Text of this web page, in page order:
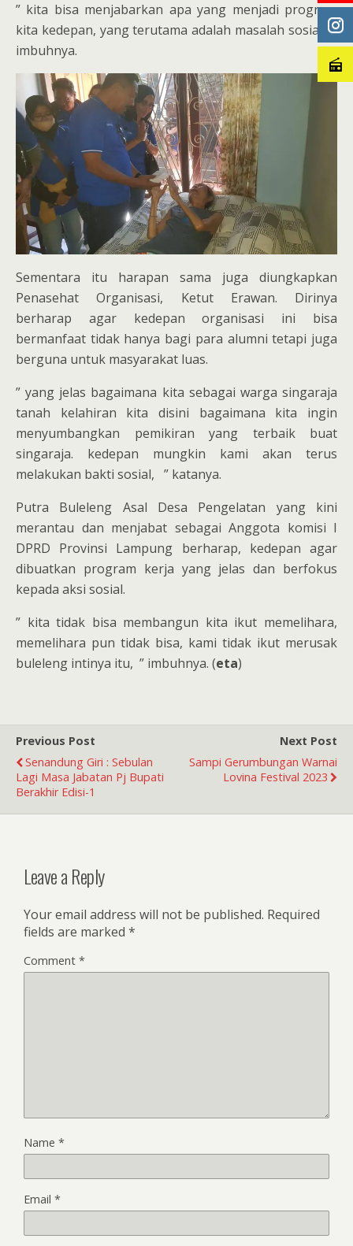
” kita bisa menjabarkan apa yang menjadi program
kita kedepan, yang terutama adalah masalah sosial, ”
imbuhnya.
Sementara itu harapan sama juga diungkapkan
Penasehat Organisasi, Ketut Erawan. Dirinya
berharap agar kedepan organisasi ini bisa
bermanfaat tidak hanya bagi para alumni tetapi juga
berguna untuk masyarakat luas.
” yang jelas bagaimana kita sebagai warga singaraja
tanah kelahiran kita disini bagaimana kita ingin
menyumbangkan pemikiran yang terbaik buat
singaraja. kedepan mungkin kami akan terus
melakukan bakti sosial, ” katanya.
Putra Buleleng Asal Desa Pengelatan yang kini
merantau dan menjabat sebagai Anggota komisi I
DPRD Provinsi Lampung berharap, kedepan agar
dibuatkan program kerja yang jelas dan berfokus
kepada aksi sosial.
” kita tidak bisa membangun kita ikut memelihara,
memelihara pun tidak bisa, kami tidak ikut merusak
buleleng intinya itu, ” imbuhnya. (eta)
Previous Post
Senandung Giri : Sebulan
Lagi Masa Jabatan Pj Bupati
Berakhir Edisi-1
Next Post
Sampi Gerumbungan Warnai
Lovina Festival 2023
Leave a Reply
Your email address will not be published. Required
fields are marked *
Comment *
Name *
Email *